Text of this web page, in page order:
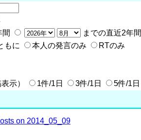
間
までの直近2年間
もに 本人の発言のみ
RTのみ
示） 1件/1日 3件/1日 5件/1日
on 2014_05_09